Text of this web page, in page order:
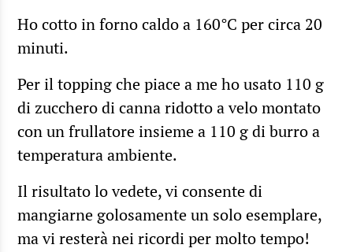
Ho cotto in forno caldo a 160°C per circa 20
minuti.
Per il topping che piace a me ho usato 110 g
di zucchero di canna ridotto a velo montato
con un frullatore insieme a 110 g di burro a
temperatura ambiente.
Il risultato lo vedete, vi consente di
mangiarne golosamente un solo esemplare,
ma vi resterà nei ricordi per molto tempo!